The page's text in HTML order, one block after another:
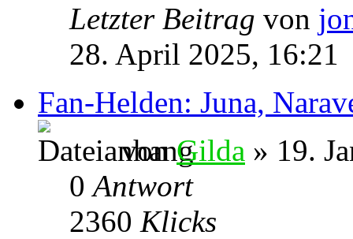
Letzter Beitrag von
28. April 2025, 16:21
Fan-Helden: Juna,
vonGilda » 19.
0Antwort
2360 Klicks